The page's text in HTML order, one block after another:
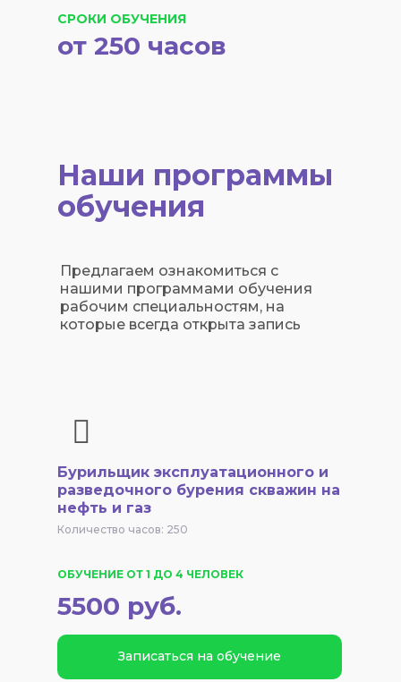
СРОКИ ОБУЧЕНИЯ
от 250 часов
Наши программы
обучения
Предлагаем ознакомиться с
нашими программами обучения
рабочим специальностям, на
которые всегда открыта запись
Бурильщик эксплуатационного и
разведочного бурения скважин на
нефть и газ
Количество часов: 250
Записаться на обучение
ОБУЧЕНИЕ ОТ 1 ДО 4 ЧЕЛОВЕК
5500 руб.